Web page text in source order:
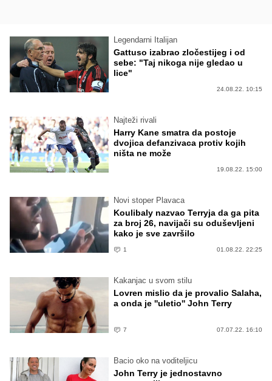
Legendarni Italijan
Gattuso izabrao zločestijeg i od
sebe: "Taj nikoga nije gledao u
lice"
24.08.22. 10:15
Najteži rivali
Harry Kane smatra da postoje
dvojica defanzivaca protiv kojih
ništa ne može
19.08.22. 15:00
Novi stoper Plavaca
Koulibaly nazvao Terryja da ga pita
za broj 26, navijači su oduševljeni
kako je sve završilo
1 01.08.22. 22:25
Kakanjac u svom stilu
Lovren mislio da je provalio Salaha,
a onda je ''uletio'' John Terry
7 07.07.22. 16:10
Bacio oko na voditeljicu
John Terry je jednostavno